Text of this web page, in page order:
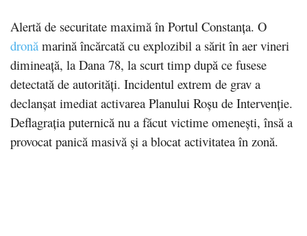
Alertă de securitate maximă în Portul Constanța. O
dronă marină încărcată cu explozibil a sărit în aer vineri
dimineață, la Dana 78, la scurt timp după ce fusese
detectată de autorități. Incidentul extrem de grav a
declanșat imediat activarea Planului Roșu de Intervenție.
Deflagrația puternică nu a făcut victime omenești, însă a
provocat panică masivă și a blocat activitatea în zonă.